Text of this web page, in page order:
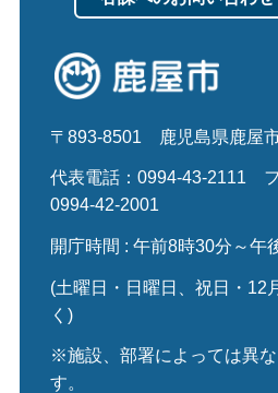
〒893-8501 鹿児島県鹿屋
代表電話：0994-43-2111
0994-42-2001
開庁時間 : 午前8時30分～午
(土曜日・日曜日、祝日・12
く)
※施設、部署によっては異
す。